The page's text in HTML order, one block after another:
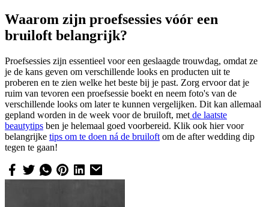
Waarom zijn proefsessies vóór een
bruiloft belangrijk?
Proefsessies zijn essentieel voor een geslaagde trouwdag, omdat ze
je de kans geven om verschillende looks en producten uit te
proberen en te zien welke het beste bij je past. Zorg ervoor dat je
ruim van tevoren een proefsessie boekt en neem foto's van de
verschillende looks om later te kunnen vergelijken. Dit kan allemaal
gepland worden in de week voor de bruiloft, met de laatste
beautytips ben je helemaal goed voorbereid. Klik ook hier voor
belangrijke tips om te doen ná de bruiloft om de after wedding dip
tegen te gaan!